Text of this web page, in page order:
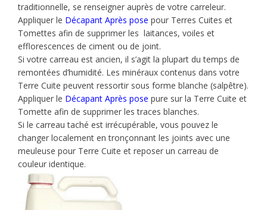
traditionnelle, se renseigner auprès de votre carreleur.
Appliquer le Décapant Après pose pour Terres Cuites et
Tomettes afin de supprimer les laitances, voiles et
efflorescences de ciment ou de joint.
Si votre carreau est ancien, il s’agit la plupart du temps de
remontées d’humidité. Les minéraux contenus dans votre
Terre Cuite peuvent ressortir sous forme blanche (salpêtre).
Appliquer le Décapant Après pose pure sur la Terre Cuite et
Tomette afin de supprimer les traces blanches.
Si le carreau taché est irrécupérable, vous pouvez le
changer localement en tronçonnant les joints avec une
meuleuse pour Terre Cuite et reposer un carreau de
couleur identique.